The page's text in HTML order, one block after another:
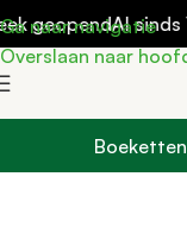
Ga naar navigatie
Overslaan naar
geopendAl sinds
Boeketten
Boeketten